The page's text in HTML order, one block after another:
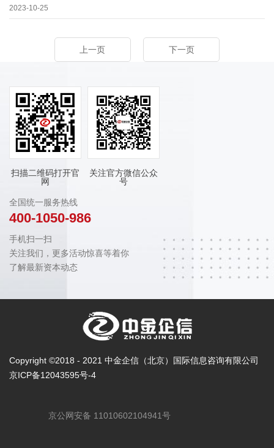
2023-10-25
上一页 下一页
扫描二维码打开官
网
关注官方微信公众
号
全国统一服务热线
400-1050-986
手机扫一扫
关注我们，更多活动惊喜等着你
了解最新资本动态
Copyright ©2018 - 2021 中金企信（北京）国际信息咨询有限公司
京ICP备12043595号-4
京公网安备 11010602104941号